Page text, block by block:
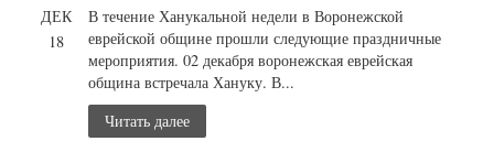
ДЕК
18
В течение Ханукальной недели в Воронежской
еврейской общине прошли следующие праздничные
мероприятия. 02 декабря воронежская еврейская
община встречала Хануку. В...
Читать далее